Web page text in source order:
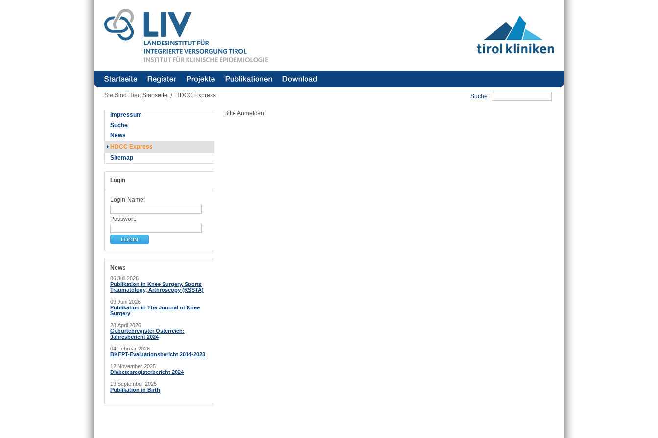
Suche
Sie Sind Hier: Startseite / HDCC Express
Impressum
Suche
News
HDCC Express
Sitemap
Login
Login-Name:
Passwort:
News
06.Juli 2026
Publikation in Knee Surgery, Sports
Traumatology, Arthroscopy (KSSTA)
09.Juni 2026
Publikation in The Journal of Knee
Surgery
28.April 2026
Geburtenregister Österreich:
Jahresbericht 2024
04.Februar 2026
BKFPT-Evaluationsbericht 2014-2023
12.November 2025
Diabetesregisterbericht 2024
19.September 2025
Publikation in Birth
Bitte Anmelden